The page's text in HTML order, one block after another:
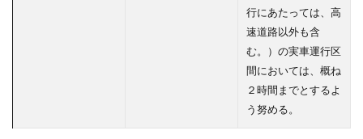
行にあたっては、高
速道路以外も含
む。）の実車運行区
間においては、概ね
２時間までとするよ
う努める。